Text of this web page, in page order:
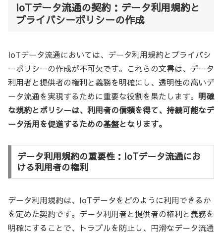
IoTデータ流通の契約：データ利用規約と
プライバシーポリシーの作成
IoTデータ流通においては、データ利用規約とプライバシ
ーポリシーの作成が不可欠です。これらの文書は、データ
利用者と提供者の権利と義務を明確にし、透明性の高いデ
ータ流通を実現するために重要な役割を果たします。 明確
な規約とポリシーは、利用者の信頼を得て、持続可能なデ
ータ活用を促進するための基盤となります。
データ利用規約の重要性：IoTデータ流通にお
ける利用者の権利
データ利用規約は、IoTデータをどのように利用できるか
を定めた契約です。データ利用者と提供者の権利と義務を
明確にすることで、トラブルを防止し、円滑なデータ流通